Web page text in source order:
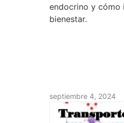
endocrino y cómo
bienestar.
septiembre 4, 2024